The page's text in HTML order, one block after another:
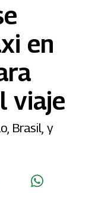
en
viaje
Brasil, y